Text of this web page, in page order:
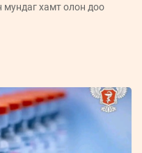
мундаг хамт олон доо